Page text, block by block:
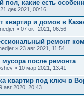
пол, какие есть
21 дек 2021, 00:16
квартир и домов в
» 07 окт 2021, 06:56
ремонт
» 23 авг 2021, 11:54
мусора после ремонта
» 10 мар 2021, 13:41
квартир под ключ в
авг 2020, 20:43